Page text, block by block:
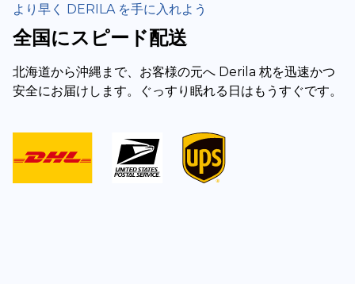
より早く DERILA を手に入れよう
全国にスピード配送
北海道から沖縄まで、お客様の元へ Derila 枕を迅速かつ
安全にお届けします。ぐっすり眠れる日はもうすぐです。